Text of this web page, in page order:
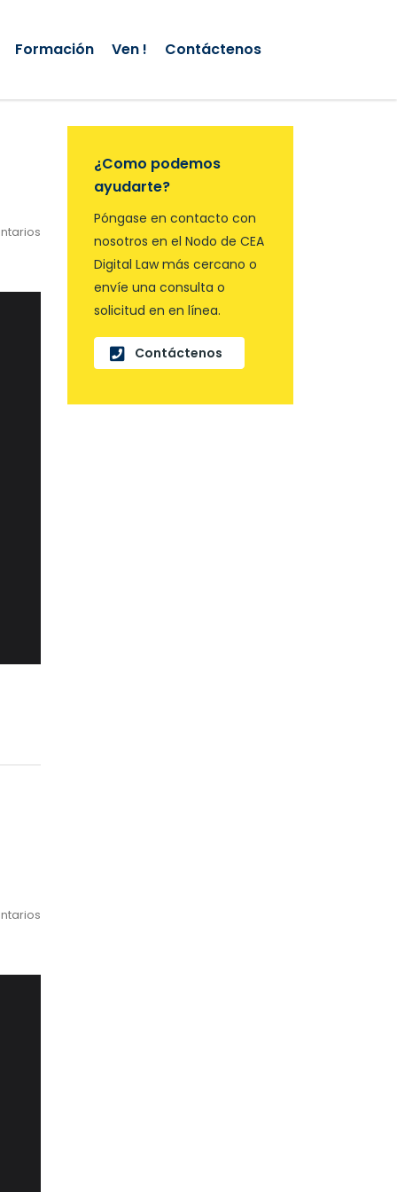
Formación Ven ! Contáctenos
¿Como podemos
ayudarte?
Póngase en contacto con
nosotros en el Nodo de CEA
Digital Law más cercano o
envíe una consulta o
solicitud en en línea.
Contáctenos